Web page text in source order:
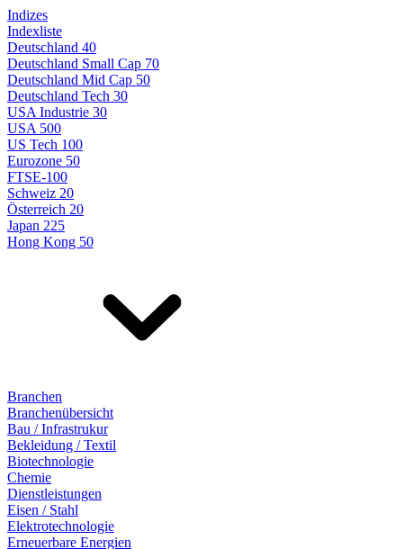
Indizes
Indexliste
Deutschland 40
Deutschland Small Cap 70
Deutschland Mid Cap 50
Deutschland Tech 30
USA Industrie 30
USA 500
US Tech 100
Eurozone 50
FTSE-100
Schweiz 20
Österreich 20
Japan 225
Hong Kong 50
Branchen
Branchenübersicht
Bau / Infrastrukur
Bekleidung / Textil
Biotechnologie
Chemie
Dienstleistungen
Eisen / Stahl
Elektrotechnologie
Erneuerbare Energien